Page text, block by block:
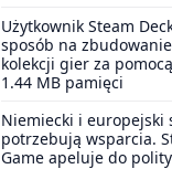
Użytkownik Steam
sposób na
kolekcji gier za
1.44 MB pamięci
Niemiecki i europejski
potrzebują wsparcia.
Game apeluje do